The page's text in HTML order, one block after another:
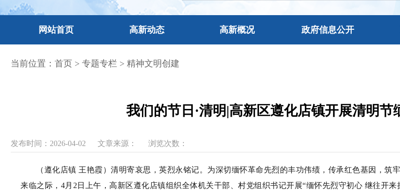
网站首页 高新动态 高新概况 政府信息公开
当前位置： 首页 > 专题专栏 > 精神文明创建
我们的节日·清明|高新区遵化店镇开展清明
发布时间：2026-04-02 文章来源： 浏览次数：
（遵化店镇 王艳霞）清明寄哀思，英烈永铭记。为深切缅怀革命先烈的丰功伟绩，传承红色基因，
来临之际，4月2日上午，高新区遵化店镇组织全体机关干部、村党组织书记开展“缅怀先烈守初心 继往开